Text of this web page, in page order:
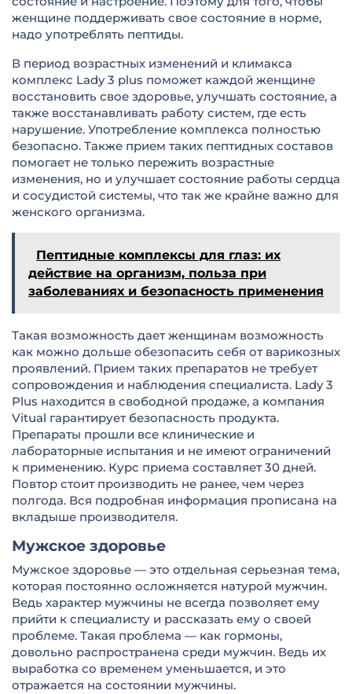
женщине поддерживать свое состояние в норме,
надо употреблять пептиды.
В период возрастных изменений и климакса
комплекс Lady 3 plus поможет каждой женщине
восстановить свое здоровье, улучшать состояние, а
также восстанавливать работу систем, где есть
нарушение. Употребление комплекса полностью
безопасно. Также прием таких пептидных составов
помогает не только пережить возрастные
изменения, но и улучшает состояние работы сердца
и сосудистой системы, что так же крайне важно для
женского организма.
Пептидные комплексы для глаз: их
действие на организм, польза при
заболеваниях и безопасность применения
Такая возможность дает женщинам возможность
как можно дольше обезопасить себя от варикозных
проявлений. Прием таких препаратов не требует
сопровождения и наблюдения специалиста. Lady 3
Plus находится в свободной продаже, а компания
Vitual гарантирует безопасность продукта.
Препараты прошли все клинические и
лабораторные испытания и не имеют ограничений
к применению. Курс приема составляет 30 дней.
Повтор стоит производить не ранее, чем через
полгода. Вся подробная информация прописана на
вкладыше производителя.
Мужское здоровье
Мужское здоровье — это отдельная серьезная тема,
которая постоянно осложняется натурой мужчин.
Ведь характер мужчины не всегда позволяет ему
прийти к специалисту и рассказать ему о своей
проблеме. Такая проблема — как гормоны,
довольно распространена среди мужчин. Ведь их
выработка со временем уменьшается, и это
отражается на состоянии мужчины.